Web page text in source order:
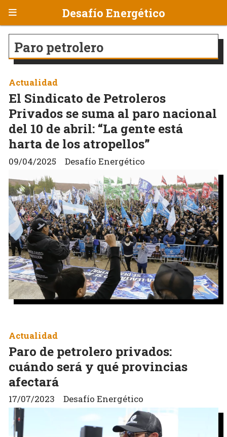
Desafío Energético
Paro petrolero
El Sindicato de Petroleros
Privados se suma al paro nacional
del 10 de abril: “La gente está
harta de los atropellos”
Desafío Energético
Actualidad
09/04/2025
Paro de petrolero privados:
cuándo será y qué provincias
afectará
Desafío Energético
Actualidad
17/07/2023